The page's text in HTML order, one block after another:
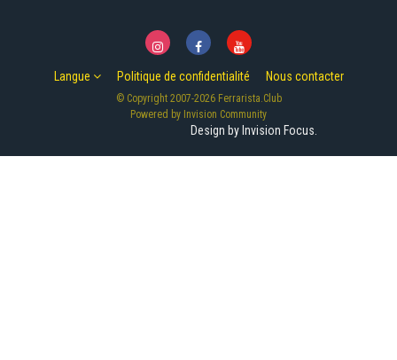
Langue Politique de confidentialité Nous contacter
© Copyright 2007-2026 Ferrarista.Club
Powered by Invision Community
Design by Invision Focus.